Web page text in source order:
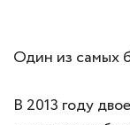
Один из самых
В 2013 году